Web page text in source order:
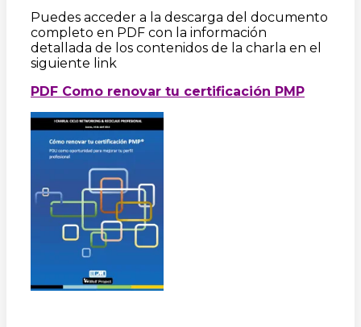
Puedes acceder a la descarga del documento
completo en PDF con la información
detallada de los contenidos de la charla en el
siguiente link
PDF Como renovar tu certificación PMP